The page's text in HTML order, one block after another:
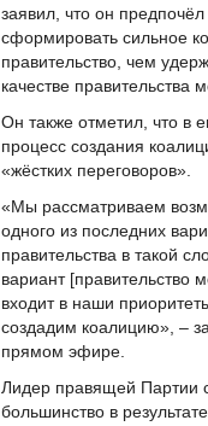
заявил, что он
сформировать сильное
правительство, чем
качестве правительства
Он также отметил, что в
процесс создания
«жёстких переговоров».
«Мы рассматриваем
одного из последних
правительства в такой
вариант [правительство
входит в наши
создадим коалицию», –
прямом эфире.
Лидер правящей Партии
большинство в